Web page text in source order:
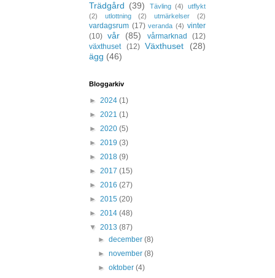
Trädgård (39) Tävling (4)
utflykt
(2)
utlottning (2) utmärkelser (2)
vardagsrum (17) veranda (4) vinter
(10) vår (85) vårmarknad
(12)
växthuset
(12) Växthuset
(28)
ägg (46)
Bloggarkiv
► 2024 (1)
► 2021 (1)
► 2020 (5)
► 2019 (3)
► 2018 (9)
► 2017 (15)
► 2016 (27)
► 2015 (20)
► 2014 (48)
▼ 2013 (87)
►december(8)
►november(8)
►oktober(4)